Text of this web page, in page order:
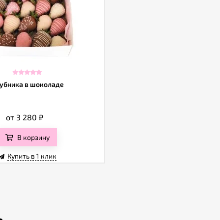
в шоколаде
от 3 280 ₽
В корзину
Купить в 1 клик